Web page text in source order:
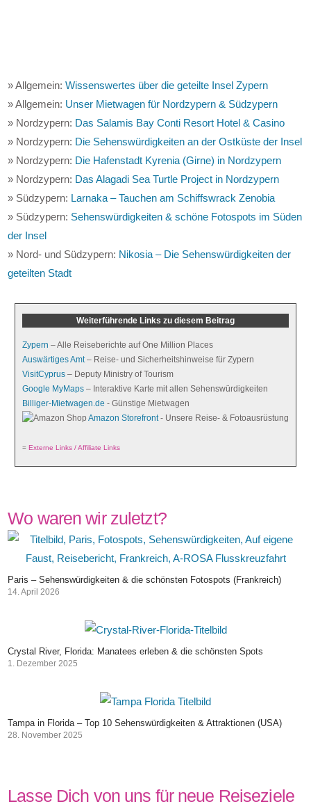
» Allgemein:Wissenswertes über die geteilte Insel Zypern
» Allgemein: Unser Mietwagen für Nordzypern & Südzypern
» Nordzypern: Das Salamis Bay Conti Resort Hotel & Casino
» Nordzypern: Die Sehenswürdigkeiten an der Ostküste der Insel
» Nordzypern: Die Hafenstadt Kyrenia (Girne) in Nordzypern
» Nordzypern: Das Alagadi Sea Turtle Project in Nordzypern
» Südzypern: Larnaka – Tauchen am Schiffswrack Zenobia
» Südzypern: Sehenswürdigkeiten & schöne Fotospots im Süden
der Insel
» Nord- und Südzypern: Nikosia – Die Sehenswürdigkeiten der
geteilten Stadt
Weiterführende Links zu diesem Beitrag
Zypern – Alle Reiseberichte auf One Million Places
Auswärtiges Amt– Reise- und Sicherheitshinweise für Zypern
VisitCyprus – Deputy Ministry of Tourism
Google MyMaps – Interaktive Karte mit allen Sehenswürdigkeiten
Billiger-Mietwagen.de - Günstige Mietwagen
Amazon Storefront- Unsere Reise- & Fotoausrüstung
= Externe Links / Affiliate Links
Wo waren wir zuletzt?
Paris – Sehenswürdigkeiten & die schönsten Fotospots (Frankreich)
14. April 2026
Crystal River, Florida: Manatees erleben & die schönsten Spots
1. Dezember 2025
Tampa in Florida – Top 10 Sehenswürdigkeiten & Attraktionen (USA)
28. November 2025
Lasse Dich von uns für neue Reiseziele